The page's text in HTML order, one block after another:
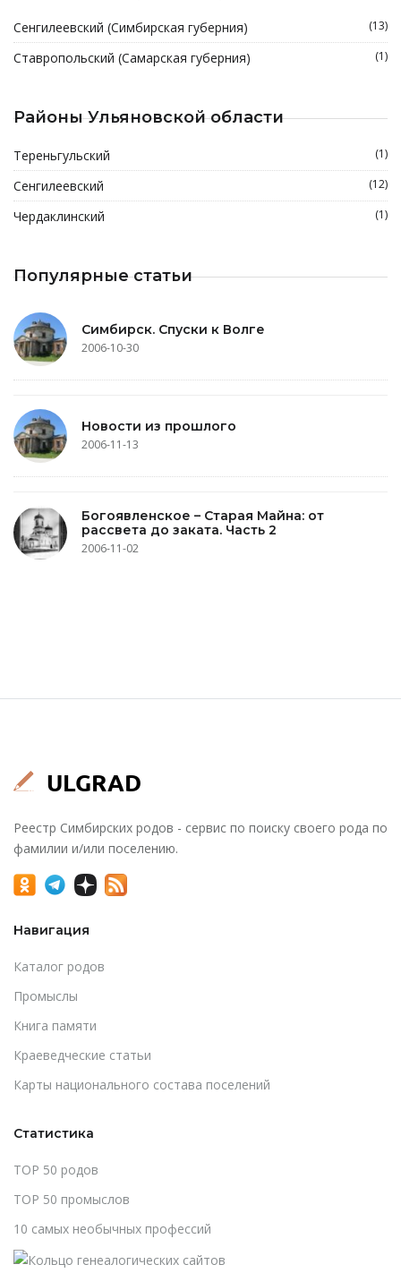
Сенгилеевский (Симбирская губерния) (13)
Ставропольский (Самарская губерния) (1)
Районы Ульяновской области
Тереньгульский (1)
Сенгилеевский (12)
Чердаклинский (1)
Популярные статьи
Симбирск. Спуски к Волге
2006-10-30
Новости из прошлого
2006-11-13
Богоявленское – Старая Майна: от
рассвета до заката. Часть 2
2006-11-02
Реестр Симбирских родов - сервис по поиску своего рода по
фамилии и/или поселению.
Навигация
Каталог родов
Промыслы
Книга памяти
Краеведческие статьи
Карты национального состава поселений
Статистика
TOP 50 родов
TOP 50 промыслов
10 самых необычных профессий